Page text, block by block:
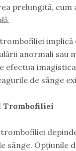
prelungită, cum
anormali sau
efectua
de sânge
Trombofiliei
sânge. Opțiunile